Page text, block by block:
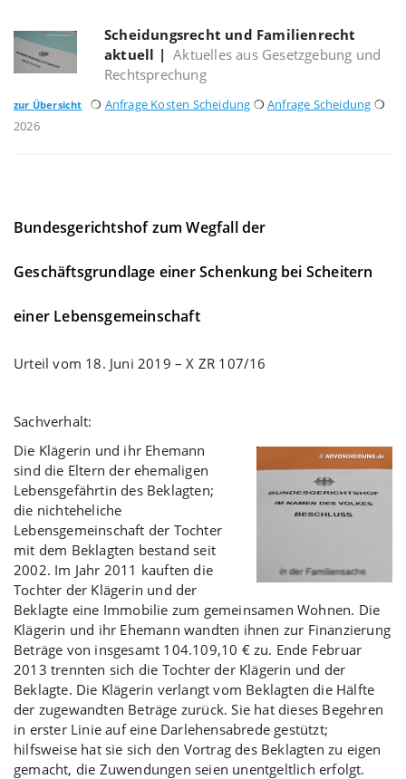
Scheidungsrecht und Familienrecht
aktuell | Aktuelles aus Gesetzgebung und
Rechtsprechung
zur Übersicht ❍ Anfrage Kosten Scheidung ❍Anfrage Scheidung ❍
2026
Bundesgerichtshof zum Wegfall der
Geschäftsgrundlage einer Schenkung bei Scheitern
einer Lebensgemeinschaft
Urteil vom 18. Juni 2019 – X ZR 107/16
Sachverhalt:
Die Klägerin und ihr Ehemann
sind die Eltern der ehemaligen
Lebensgefährtin des Beklagten;
die nichteheliche
Lebensgemeinschaft der Tochter
mit dem Beklagten bestand seit
2002. Im Jahr 2011 kauften die
Tochter der Klägerin und der
Beklagte eine Immobilie zum gemeinsamen Wohnen. Die
Klägerin und ihr Ehemann wandten ihnen zur Finanzierung
Beträge von insgesamt 104.109,10 € zu. Ende Februar
2013 trennten sich die Tochter der Klägerin und der
Beklagte. Die Klägerin verlangt vom Beklagten die Hälfte
der zugewandten Beträge zurück. Sie hat dieses Begehren
in erster Linie auf eine Darlehensabrede gestützt;
hilfsweise hat sie sich den Vortrag des Beklagten zu eigen
gemacht, die Zuwendungen seien unentgeltlich erfolgt.